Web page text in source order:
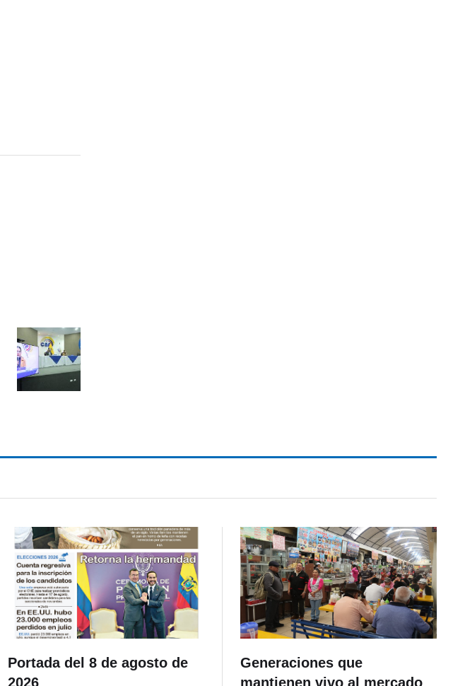
Portada del 8 de agosto de
2026
Generaciones que
mantienen vivo al mercado